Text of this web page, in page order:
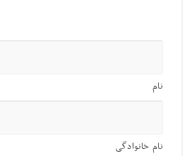
نام
نام خانوادگی